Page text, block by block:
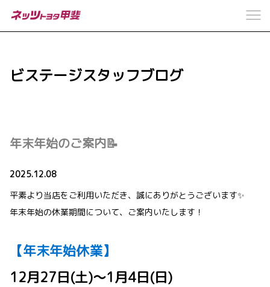
ビステージスタッフブログ
年末年始のご案内📝
2025.12.08
平素より当店をご利用いただき、誠にありがとうございます✨
年末年始の休業期間について、ご案内いたします！
【年末年始休業】
12月27日(土)～1月4日(日)